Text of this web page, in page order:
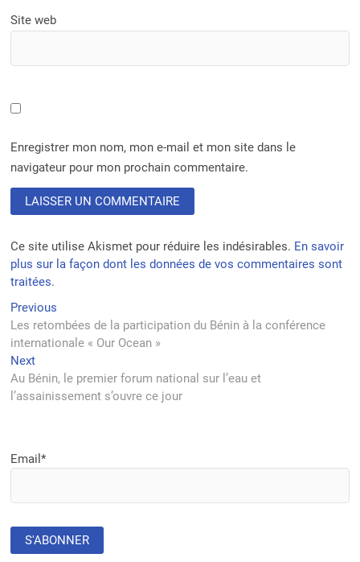
Site web
Enregistrer mon nom, mon e-mail et mon site dans le
navigateur pour mon prochain commentaire.
Ce site utilise Akismet pour réduire les indésirables. En savoir
plus sur la façon dont les données de vos commentaires sont
traitées.
Navigation
de
l’article
Previous
post:
Les retombées de la participation du Bénin à la conférence
internationale « Our Ocean »
NextNext
post:
Au Bénin, le premier forum national sur l’eau et
l’assainissement s’ouvre ce jour
Email*